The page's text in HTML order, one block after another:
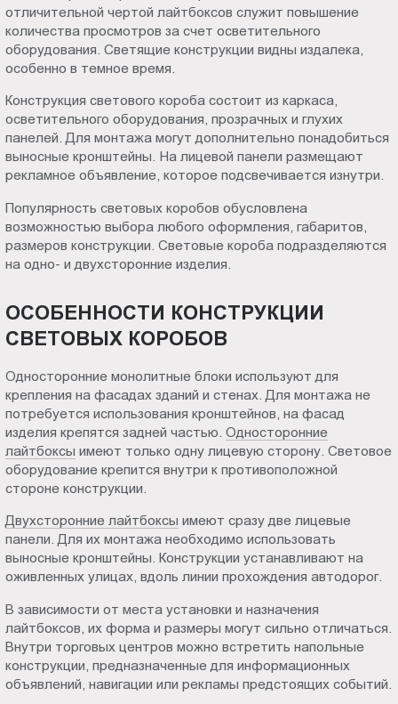
отличительной чертой лайтбоксов служит повышение
количества просмотров за счет осветительного
оборудования. Светящие конструкции видны издалека,
особенно в темное время.
Конструкция светового короба состоит из каркаса,
осветительного оборудования, прозрачных и глухих
панелей. Для монтажа могут дополнительно понадобиться
выносные кронштейны. На лицевой панели размещают
рекламное объявление, которое подсвечивается изнутри.
Популярность световых коробов обусловлена
возможностью выбора любого оформления, габаритов,
размеров конструкции. Световые короба подразделяются
на одно- и двухсторонние изделия.
ОСОБЕННОСТИ КОНСТРУКЦИИ
СВЕТОВЫХ КОРОБОВ
Односторонние монолитные блоки используют для
крепления на фасадах зданий и стенах. Для монтажа не
потребуется использования кронштейнов, на фасад
изделия крепятся задней частью.Односторонние
лайтбоксы имеют только одну лицевую сторону. Световое
оборудование крепится внутри к противоположной
стороне конструкции.
Двухсторонние лайтбоксы имеют сразу две лицевые
панели. Для их монтажа необходимо использовать
выносные кронштейны. Конструкции устанавливают на
оживленных улицах, вдоль линии прохождения автодорог.
В зависимости от места установки и назначения
лайтбоксов, их форма и размеры могут сильно отличаться.
Внутри торговых центров можно встретить напольные
конструкции, предназначенные для информационных
объявлений, навигации или рекламы предстоящих событий.
Пт.:
9.00-
18.00
Вс.:
выходной